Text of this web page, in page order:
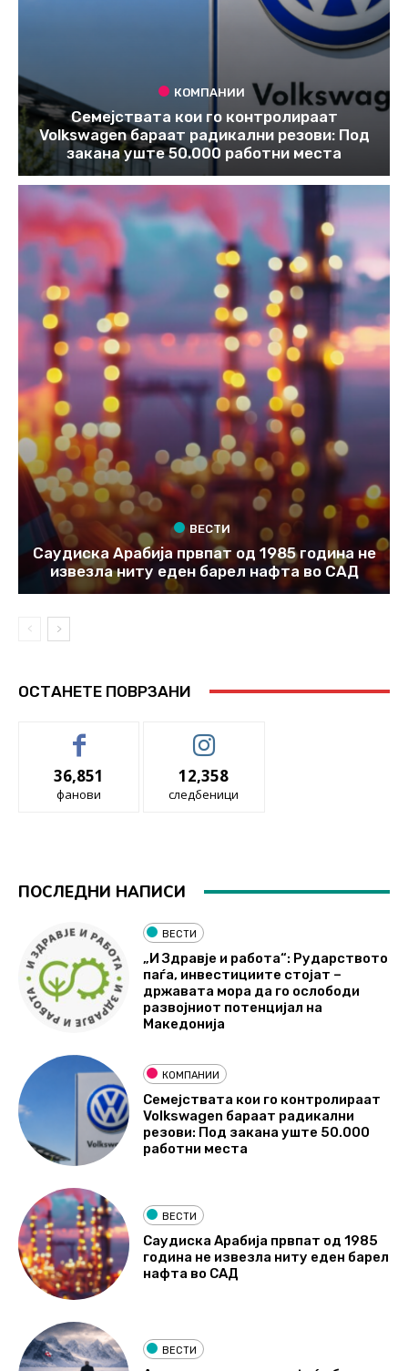
КОМПАНИИ
Семејствата кои го контролираат
Volkswagen бараат радикални резови: Под
закана уште 50.000 работни места
ВЕСТИ
Саудиска Арабија првпат од 1985 година не
извезла ниту еден барел нафта во САД
ОСТАНЕТЕ ПОВРЗАНИ
36,851
фанови
12,358
следбеници
ПОСЛЕДНИ НАПИСИ
ВЕСТИ
„И Здравје и работа“: Рударството
паѓа, инвестициите стојат –
државата мора да го ослободи
развојниот потенцијал на
Македонија
КОМПАНИИ
Семејствата кои го контролираат
Volkswagen бараат радикални
резови: Под закана уште 50.000
работни места
ВЕСТИ
Саудиска Арабија првпат од 1985
година не извезла ниту еден барел
нафта во САД
ВЕСТИ